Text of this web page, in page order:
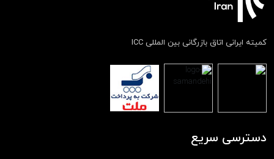
کمیته ایرانی اتاق بازرگانی بین المللی ICC
دسترسی سریع